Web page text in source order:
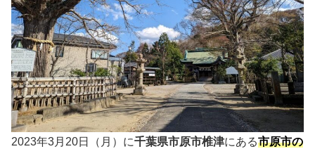
2023年3月20日（月）に千葉県市原市椎津にある市原市の